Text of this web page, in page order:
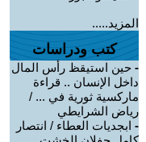
المزيد.....
كتب ودراسات
- حين استيقظ رأس المال
داخل الإنسان .. قراءة
ماركسية ثورية في ... /
رياض الشرايطي
- ابجديات العطاء / انتصار